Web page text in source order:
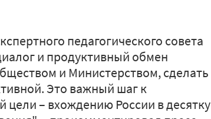
педагогического совета
и продуктивный обмен
и Министерством, сделать
Это важный шаг к
– вхождению России в десятку